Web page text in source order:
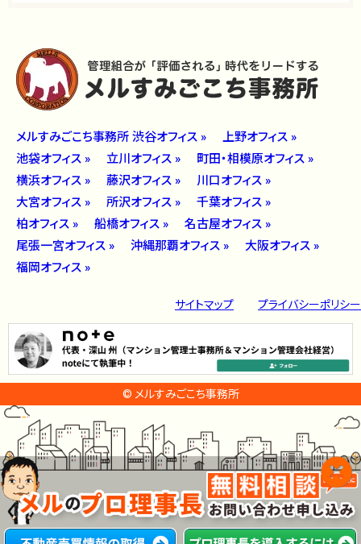
メルすみごこち事務所 渋谷オフィス »
上野オフィス »
池袋オフィス »
立川オフィス »
町田・相模原オフィス »
横浜オフィス »
藤沢オフィス »
川口オフィス »
大宮オフィス »
所沢オフィス »
千葉オフィス »
柏オフィス »
船橋オフィス »
名古屋オフィス »
尾張一宮オフィス »
沖縄那覇オフィス »
大阪オフィス »
福岡オフィス »
サイトマップ プライバシーポリシー
© メルすみごこち事務所